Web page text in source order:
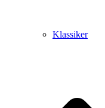
Klassiker